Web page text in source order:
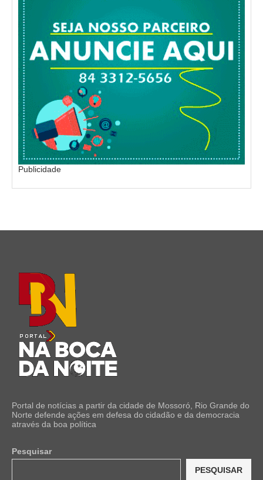
Publicidade
Portal de notícias a partir da cidade de Mossoró, Rio Grande do
Norte defende ações em defesa do cidadão e da democracia
através da boa política
Pesquisar
PESQUISAR